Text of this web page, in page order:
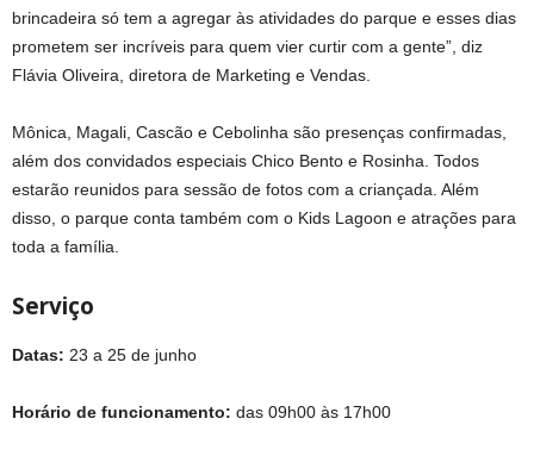
brincadeira só tem a agregar às atividades do parque e esses dias
prometem ser incríveis para quem vier curtir com a gente”, diz
Flávia Oliveira, diretora de Marketing e Vendas.
Mônica, Magali, Cascão e Cebolinha são presenças confirmadas,
além dos convidados especiais Chico Bento e Rosinha. Todos
estarão reunidos para sessão de fotos com a criançada. Além
disso, o parque conta também com o Kids Lagoon e atrações para
toda a família.
Serviço
Datas: 23 a 25 de junho
Horário de funcionamento: das 09h00 às 17h00